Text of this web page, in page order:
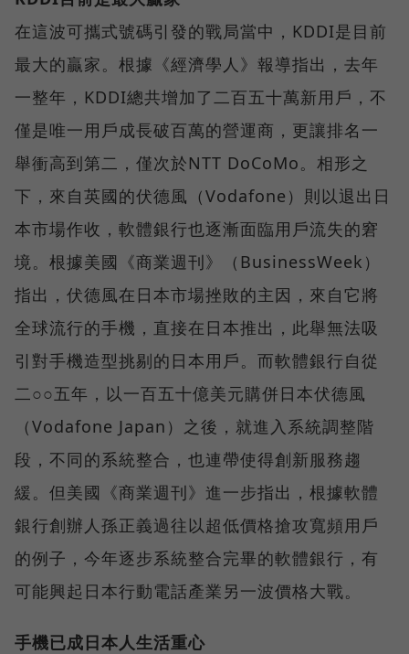
在這波可攜式號碼引發的戰局當中，KDDI是目前
最大的贏家。根據《經濟學人》報導指出，去年
一整年，KDDI總共增加了二百五十萬新用戶，不
僅是唯一用戶成長破百萬的營運商，更讓排名一
舉衝高到第二，僅次於NTT DoCoMo。相形之
下，來自英國的伏德風（Vodafone）則以退出日
本市場作收，軟體銀行也逐漸面臨用戶流失的窘
境。根據美國《商業週刊》（BusinessWeek）
指出，伏德風在日本市場挫敗的主因，來自它將
全球流行的手機，直接在日本推出，此舉無法吸
引對手機造型挑剔的日本用戶。而軟體銀行自從
二○○五年，以一百五十億美元購併日本伏德風
（Vodafone Japan）之後，就進入系統調整階
段，不同的系統整合，也連帶使得創新服務趨
緩。但美國《商業週刊》進一步指出，根據軟體
銀行創辦人孫正義過往以超低價格搶攻寬頻用戶
的例子，今年逐步系統整合完畢的軟體銀行，有
可能興起日本行動電話產業另一波價格大戰。
手機已成日本人生活重心